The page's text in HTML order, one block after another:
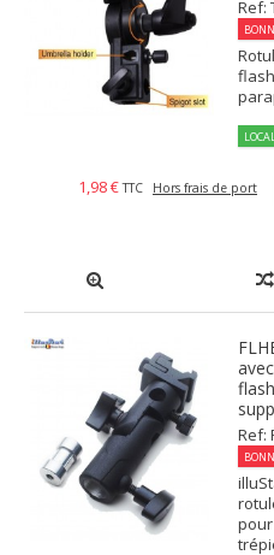
Ref:
1,98 € TTC Hors frais de port
Ref: